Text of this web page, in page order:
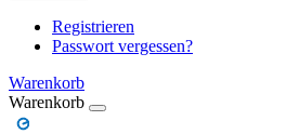
Registrieren
Passwort vergessen?
Warenkorb
Warenkorb